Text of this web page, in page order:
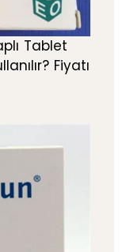
Tablet
Fiyatı